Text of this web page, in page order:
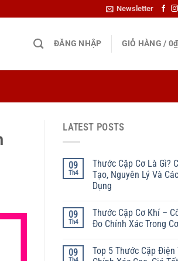
Newsletter
ĐĂNG NHẬP GIỎ HÀNG / 0₫
LATEST POSTS
09
Th4
Thước Cặp Cơ Là Gì?
Tạo, Nguyên Lý Và
Dụng
09
Th4
Thước Cặp Cơ Khí –
Đo Chính Xác Trong
09
Top 5 Thước Cặp Điện